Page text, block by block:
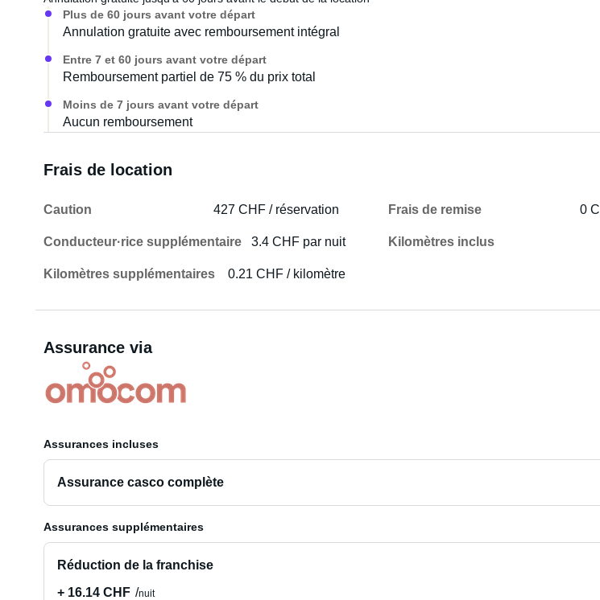
Plus de 60 jours avant votre départ
Annulation gratuite avec remboursement intégral
Entre 7 et 60 jours avant votre départ
Remboursement partiel de 75 % du prix total
Moins de 7 jours avant votre départ
Aucun remboursement
Frais de location
Caution 427 CHF / réservation Frais de remise 0
Conducteur·rice supplémentaire 3.4 CHF par nuit Kilomètres inclus
Kilomètres supplémentaires 0.21 CHF / kilomètre
Assurance via
Assurances incluses
Assurance casco complète
Assurances supplémentaires
Réduction de la franchise
+ 16.14 CHF
nuit